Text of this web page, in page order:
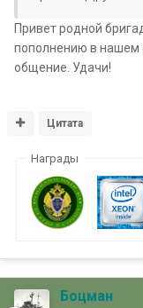
Привет родной
пополнению в нашем
общение. Удачи!
Цитата
Награды
Боцман